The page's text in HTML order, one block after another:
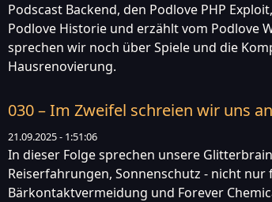
Podscast Backend, den Podlove PHP
Podlove Historie und erzählt vom Podlove
sprechen wir noch über Spiele und die
Hausrenovierung.
030 – Im Zweifel schreien wir uns an
21.09.2025 - 1:51:06
In dieser Folge sprechen unsere
Reiserfahrungen, Sonnenschutz - nicht
Bärkontaktvermeidung und Forever